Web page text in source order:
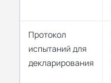
Протокол
испытаний для
декларирования